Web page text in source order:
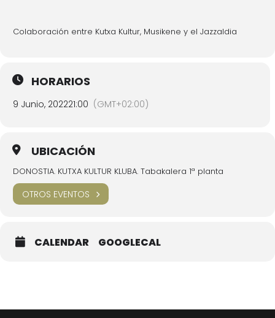
Colaboración entre Kutxa Kultur, Musikene y el Jazzaldia
HORARIOS
9 Junio, 202221:00 (GMT+02:00)
UBICACIÓN
DONOSTIA. KUTXA KULTUR KLUBA. Tabakalera 1ª planta
OTROS EVENTOS
CALENDAR GOOGLECAL